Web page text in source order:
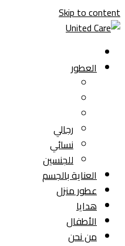
Skip to content
العطور
رجالي
نسائي
للجنسين
العناية بالجسم
عطور منزل
هدايا
الأطفال
من نحن